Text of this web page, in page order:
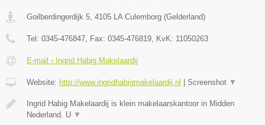
Goilberdingerdijk 5 4105 LA Culemborg (Gelderland)
Tel: 0345-476847 , Fax: 0345-476819 , KvK: 11050263
E-mail › Ingrid Habig Makelaardij
Website: http://www.ingridhabigmakelaardij.nl Screenshot ▼
Ingrid Habig Makelaardij is klein makelaarskantoor in Midden
Nederland. U ▼